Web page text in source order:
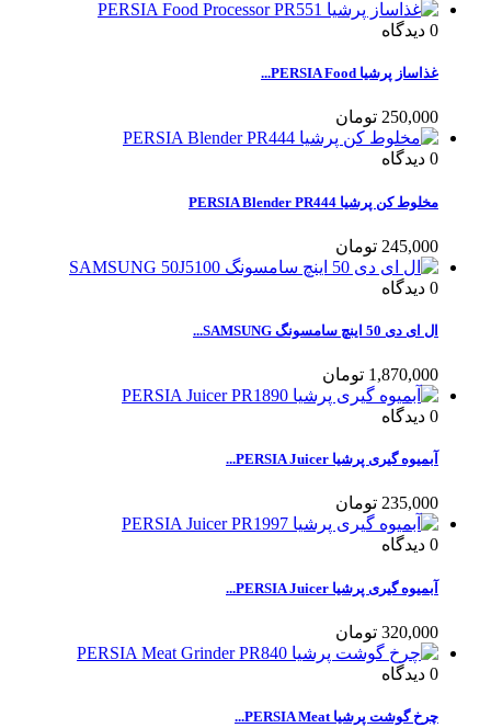
0 دیدگاه
غذاساز پرشیا PERSIA Food...
250,000 تومان
0 دیدگاه
مخلوط کن پرشیا PERSIA Blender PR444
245,000 تومان
0 دیدگاه
ال ای دی 50 اینچ سامسونگ SAMSUNG...
1,870,000 تومان
0 دیدگاه
آبمیوه گیری پرشیا PERSIA Juicer...
235,000 تومان
0 دیدگاه
آبمیوه گیری پرشیا PERSIA Juicer...
320,000 تومان
0 دیدگاه
چرخ گوشت پرشیا PERSIA Meat...